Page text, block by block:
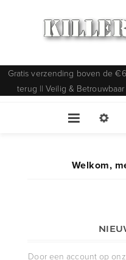
Gratis verzending boven de
terug || Veilig &
Welkom,
Door een account op